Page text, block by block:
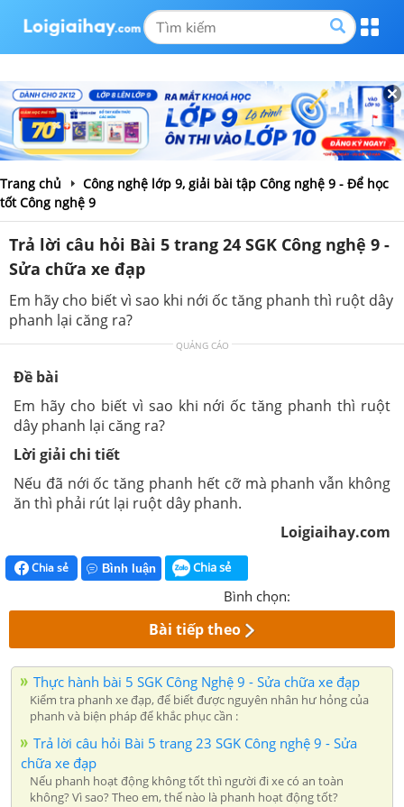
Trang chủ
Công nghệ lớp 9, giải bài tập Công nghệ 9 - Để học
tốt Công nghệ 9
Trả lời câu hỏi Bài 5 trang 24 SGK Công nghệ 9 -
Sửa chữa xe đạp
Em hãy cho biết vì sao khi nới ốc tăng phanh thì ruột dây
phanh lại căng ra?
QUẢNG CÁO
Đề bài
Em hãy cho biết vì sao khi nới ốc tăng phanh thì ruột
dây phanh lại căng ra?
Lời giải chi tiết
Nếu đã nới ốc tăng phanh hết cỡ mà phanh vẫn không
ăn thì phải rút lại ruột dây phanh.
Loigiaihay.com
Chia sẻ Bình luận Chia sẻ
Bình chọn:
Bài tiếp theo
Thực hành bài 5 SGK Công Nghệ 9 - Sửa chữa xe đạp
Kiểm tra phanh xe đạp, để biết được nguyên nhân hư hỏng của
phanh và biện pháp để khắc phục cần :
Trả lời câu hỏi Bài 5 trang 23 SGK Công nghệ 9 - Sửa
chữa xe đạp
Nếu phanh hoạt động không tốt thì người đi xe có an toàn
không? Vì sao? Theo em, thế nào là phanh hoạt động tốt?